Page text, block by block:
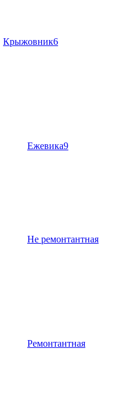
Крыжовник6
Ежевика9
Не ремонтантная
Ремонтантная